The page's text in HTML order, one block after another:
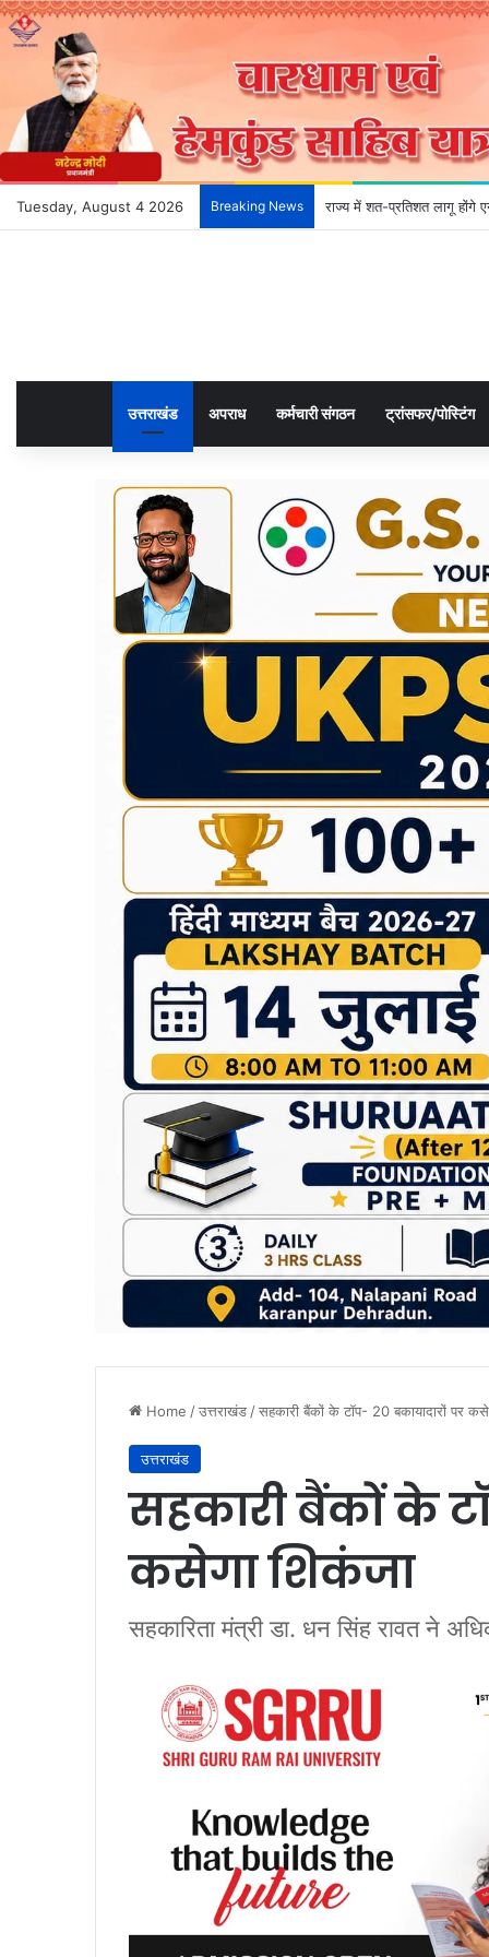
Tuesday, August 4 2026 Breaking News देहरादून के भविष्य को आकार देने
उत्तराखंड अपराध कर्मचारी संगठन ट्रांसफर/पोस्टिंग
Home /उत्तराखंड/सहकारी बैंकों के टॉप- 20 बकायादारों पर
उत्तराखंड
सहकारी बैंकों के
कसेगा शिकंजा
सहकारिता मंत्री डा. धन सिंह रावत ने